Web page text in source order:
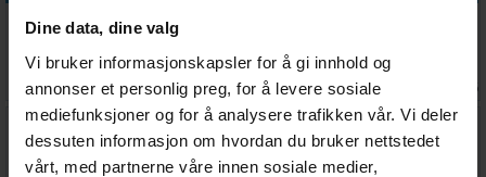
Dine data, dine valg
Vi bruker informasjonskapsler for å gi innhold og
annonser et personlig preg, for å levere sosiale
mediefunksjoner og for å analysere trafikken vår. Vi deler
dessuten informasjon om hvordan du bruker nettstedet
vårt, med partnerne våre innen sosiale medier,
D&D 5E Suppl. Spectacular
Settlements
689,- Ventes inn
30.09.2026 448,- 27.08.2026